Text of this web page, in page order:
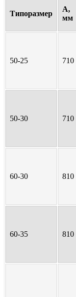
Типоразмер
A,
мм
50-25 710
50-30 710
60-30 810
60-35 810